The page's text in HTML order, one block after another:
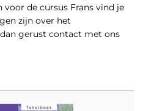
de cursus Frans vind je
zijn over het
gerust contact met ons